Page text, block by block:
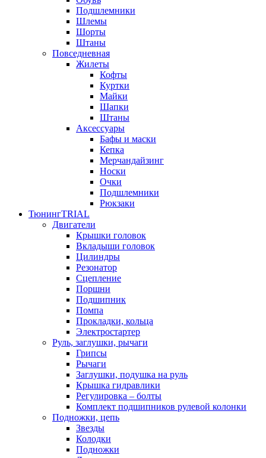
Подшлемники
Шлемы
Шорты
Штаны
Повседневная
Жилеты
Кофты
Куртки
Майки
Шапки
Штаны
Аксессуары
Бафы и маски
Кепка
Мерчандайзинг
Носки
Очки
Подшлемники
Рюкзаки
ТюнингTRIAL
Двигатели
Крышки головок
Вкладыши головок
Цилиндры
Резонатор
Сцепление
Поршни
Подшипник
Помпа
Прокладки, кольца
Электростартер
Руль, заглушки, рычаги
Грипсы
Рычаги
Заглушки, подушка на руль
Крышка гидравлики
Регулировка – болты
Комплект подшипников рулевой колонки
Подножки, цепь
Звезды
Колодки
Подножки